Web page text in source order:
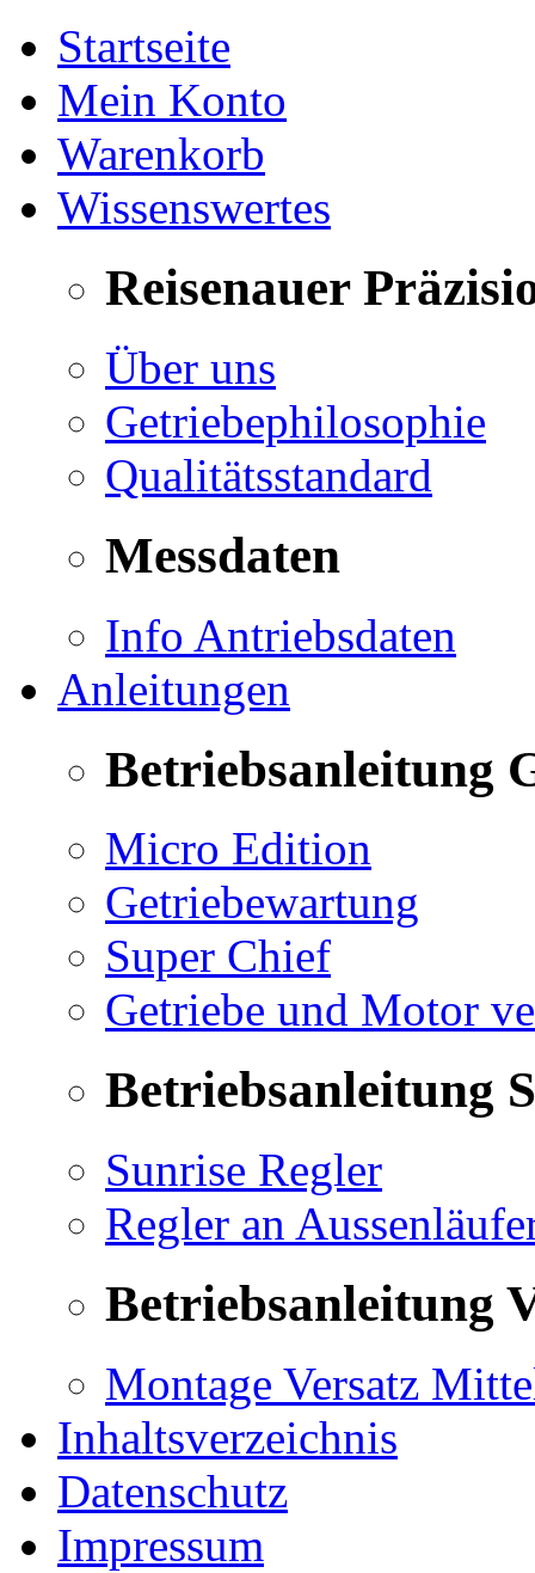
Startseite
Mein Konto
Warenkorb
Wissenswertes
Reisenauer
Über uns
Getriebephilosophie
Qualitätsstandard
Messdaten
Info Antriebsdaten
Anleitungen
Betriebsanleitung
Micro Edition
Getriebewartung
Super Chief
Getriebe und Motor
Betriebsanleitung
Sunrise Regler
Regler an
Betriebsanleitung
Montage Versatz
Inhaltsverzeichnis
Datenschutz
Impressum